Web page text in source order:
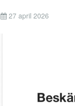
27 april 2026